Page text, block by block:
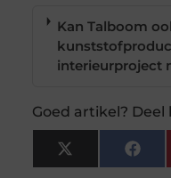
Kan Talboom
interieurproject
Goed artikel? Deel
X
(Twitter)